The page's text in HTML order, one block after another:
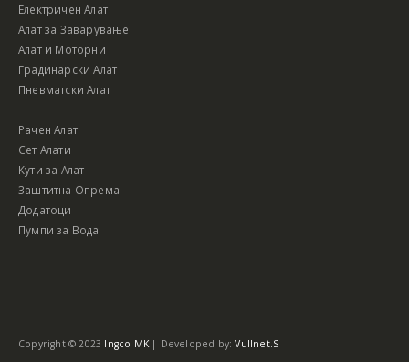
Електричен Алат
Алат за Заварување
Алат и Моторни
Градинарски Алат
Пневматски Алат
Рачен Алат
Сет Алати
Кути за Алат
Заштитна Опрема
Додатоци
Пумпи за Вода
Copyright © 2023 Ingco MK| Developed by:Vullnet.S